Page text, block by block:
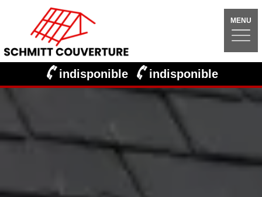
MENU
indisponible indisponible